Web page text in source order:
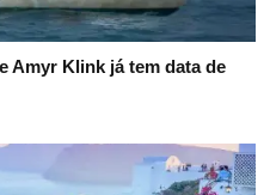
Amyr Klink já tem data de